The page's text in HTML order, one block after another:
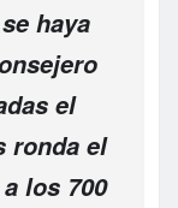
haya
el
ronda el
los 700